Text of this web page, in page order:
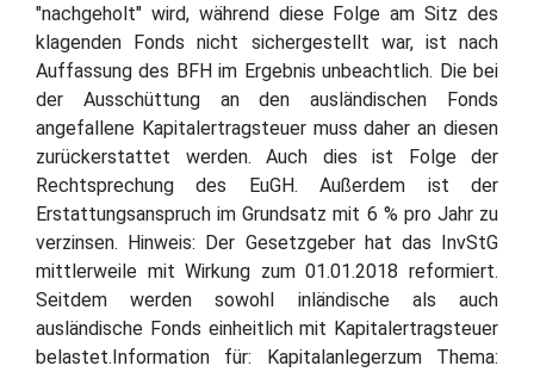
"nachgeholt" wird, während diese Folge am Sitz des
klagenden Fonds nicht sichergestellt war, ist nach
Auffassung des BFH im Ergebnis unbeachtlich. Die bei
der Ausschüttung an den ausländischen Fonds
angefallene Kapitalertragsteuer muss daher an diesen
zurückerstattet werden. Auch dies ist Folge der
Rechtsprechung des EuGH. Außerdem ist der
Erstattungsanspruch im Grundsatz mit 6 % pro Jahr zu
verzinsen. Hinweis: Der Gesetzgeber hat das InvStG
mittlerweile mit Wirkung zum 01.01.2018 reformiert.
Seitdem werden sowohl inländische als auch
ausländische Fonds einheitlich mit Kapitalertragsteuer
belastet.Information für: Kapitalanlegerzum Thema: